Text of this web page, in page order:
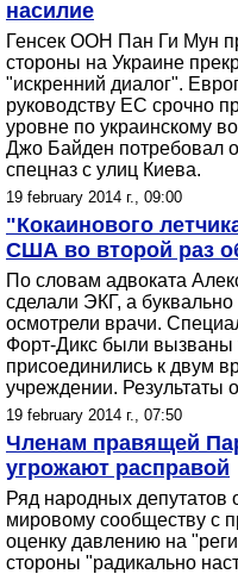
насилие
Генсек ООН Пан Ги Мун
стороны на Украине
"искренний диалог".
руководству ЕС срочно
уровне по украинскому
Джо Байден потребовал
спецназ с улиц Киева.
19 february 2014 г., 09:00
"Кокаинового
США во второй раз
По словам адвоката
сделали ЭКГ, а буквально
осмотрели врачи.
Форт-Дикс были вызваны
присоединились к двум
учреждении. Результаты
19 february 2014 г., 07:50
Членам правящей
угрожают расправой
Ряд народных депутатов
мировому сообществу с
оценку давлению на
стороны "радикально